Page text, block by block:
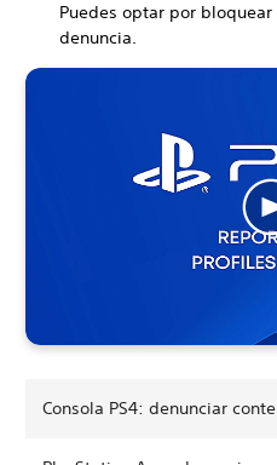
Puedes optar por
denuncia.
Consola PS4: denunciar